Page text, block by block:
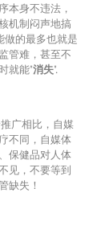
本身不违法，
机制闷声地搞
做的最多也就是
管难，甚至不
就能"消失".
广相比，自媒
不同，自媒体
保健品对人体
见，不要等到
缺失！